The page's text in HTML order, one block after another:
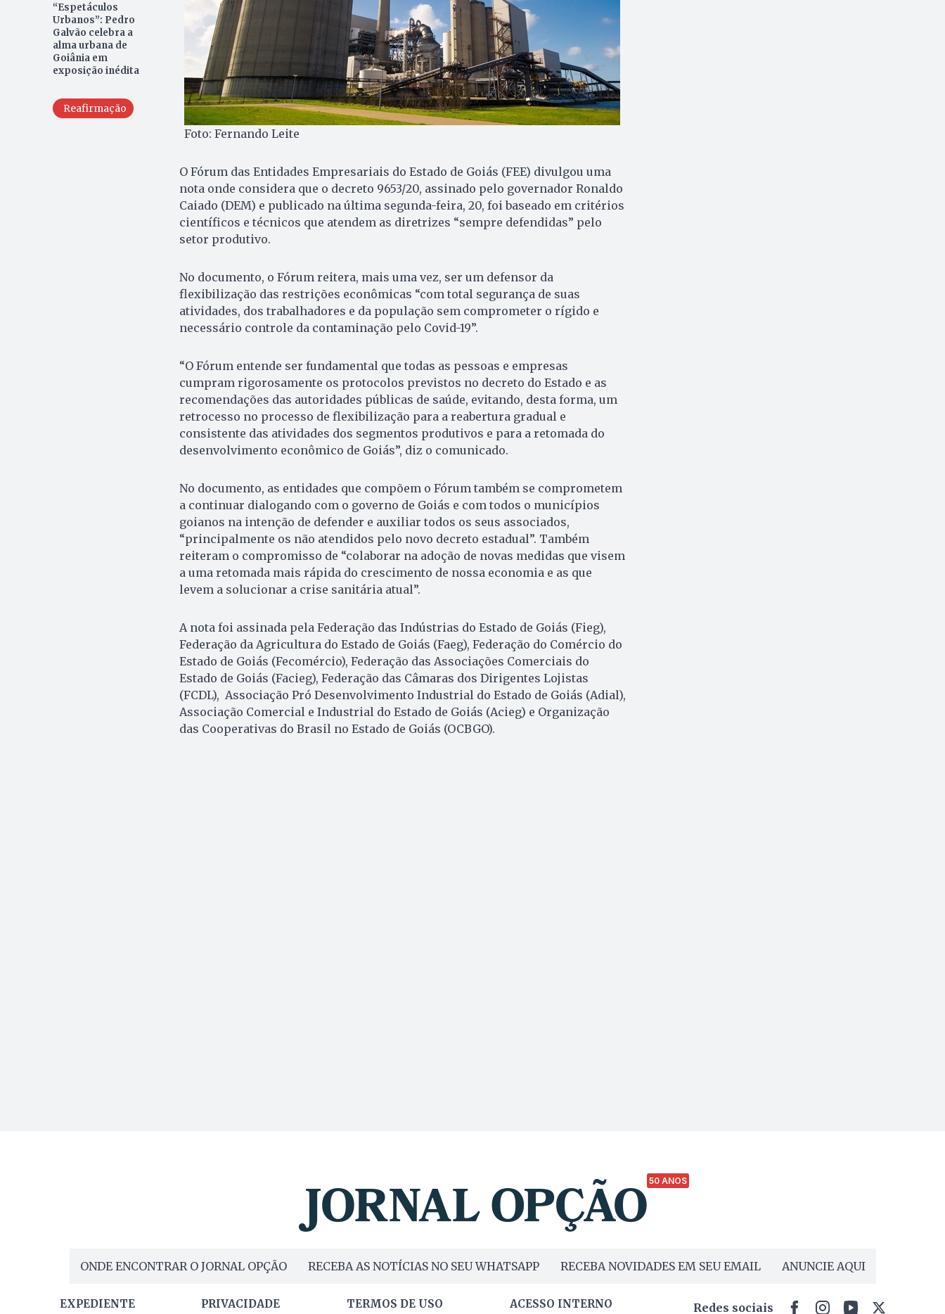
“Espetáculos
Urbanos”: Pedro
Galvão celebra a
alma urbana de
Goiânia em
exposição inédita
Reafirmação
Foto: Fernando Leite
O Fórum das Entidades Empresariais do Estado de Goiás (FEE) divulgou uma
nota onde considera que o decreto 9653/20, assinado pelo governador Ronaldo
Caiado (DEM) e publicado na última segunda-feira, 20, foi baseado em critérios
científicos e técnicos que atendem as diretrizes “sempre defendidas” pelo
setor produtivo.
No documento, o Fórum reitera, mais uma vez, ser um defensor da
flexibilização das restrições econômicas “com total segurança de suas
atividades, dos trabalhadores e da população sem comprometer o rígido e
necessário controle da contaminação pelo Covid-19”.
“O Fórum entende ser fundamental que todas as pessoas e empresas
cumpram rigorosamente os protocolos previstos no decreto do Estado e as
recomendações das autoridades públicas de saúde, evitando, desta forma, um
retrocesso no processo de flexibilização para a reabertura gradual e
consistente das atividades dos segmentos produtivos e para a retomada do
desenvolvimento econômico de Goiás”, diz o comunicado.
No documento, as entidades que compõem o Fórum também se comprometem
a continuar dialogando com o governo de Goiás e com todos o municípios
goianos na intenção de defender e auxiliar todos os seus associados,
“principalmente os não atendidos pelo novo decreto estadual”. Também
reiteram o compromisso de “colaborar na adoção de novas medidas que visem
a uma retomada mais rápida do crescimento de nossa economia e as que
levem a solucionar a crise sanitária atual”.
A nota foi assinada pela Federação das Indústrias do Estado de Goiás (Fieg),
Federação da Agricultura do Estado de Goiás (Faeg), Federação do Comércio do
Estado de Goiás (Fecomércio), Federação das Associações Comerciais do
Estado de Goiás (Facieg), Federação das Câmaras dos Dirigentes Lojistas
(FCDL), Associação Pró Desenvolvimento Industrial do Estado de Goiás (Adial),
Associação Comercial e Industrial do Estado de Goiás (Acieg) e Organização
das Cooperativas do Brasil no Estado de Goiás (OCBGO).
50 ANOS
ONDE ENCONTRAR O JORNAL OPÇÃO RECEBA AS NOTÍCIAS NO SEU WHATSAPP RECEBA NOVIDADES EM SEU EMAIL ANUNCIE AQUI
EXPEDIENTE PRIVACIDADE TERMOS DE USO ACESSO INTERNO Redes sociais